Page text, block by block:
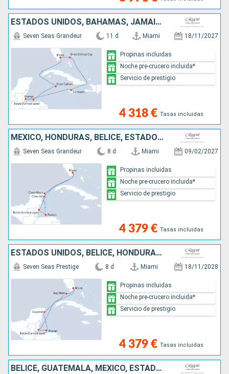
ESTADOS UNIDOS, BAHAMAS, JAMAICA, BELICE, HONDURAS, ISLAS CAIMÁN
Seven Seas Grandeur 11 d Miami 18/11/2027
4 318 € Tasas incluidas
Propinas incluidas
Noche pre-crucero incluida*
Servicio de prestigio
MÉXICO, HONDURAS, BELICE, ESTADOS UNIDOS
Seven Seas Grandeur 8 d Miami 09/02/2027
4 379 € Tasas incluidas
Propinas incluidas
Noche pre-crucero incluida*
Servicio de prestigio
ESTADOS UNIDOS, BELICE, HONDURAS, MÉXICO
Seven Seas Prestige 8 d Miami 18/11/2028
4 379 € Tasas incluidas
Propinas incluidas
Noche pre-crucero incluida*
Servicio de prestigio
BELICE, GUATEMALA, MÉXICO, ESTADOS UNIDOS